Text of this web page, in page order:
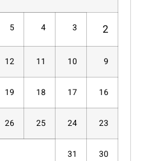
2
3
4
5
9
10
11
12
16
17
18
19
23
24
25
26
30
31